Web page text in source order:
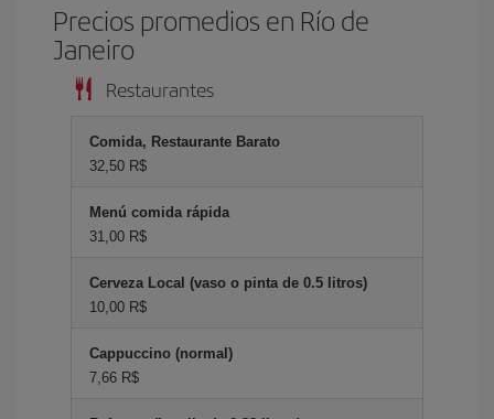
Precios promedios en Río de
Janeiro
Restaurantes
Comida, Restaurante Barato
32,50 R$
Menú comida rápida
31,00 R$
Cerveza Local (vaso o pinta de 0.5 litros)
10,00 R$
Cappuccino (normal)
7,66 R$